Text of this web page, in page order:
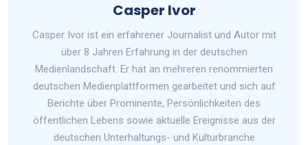
Casper Ivor
Casper Ivor ist ein erfahrener Journalist und Autor mit
über 8 Jahren Erfahrung in der deutschen
Medienlandschaft. Er hat an mehreren renommierten
deutschen Medienplattformen gearbeitet und sich auf
Berichte über Prominente, Persönlichkeiten des
öffentlichen Lebens sowie aktuelle Ereignisse aus der
deutschen Unterhaltungs- und Kulturbranche